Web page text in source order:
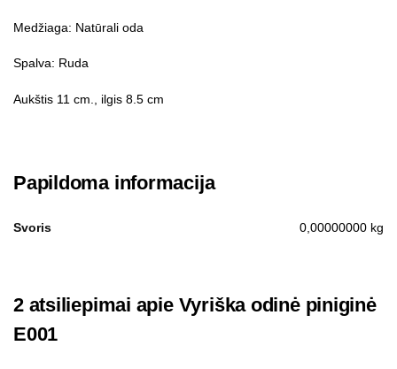
Medžiaga: Natūrali oda
Spalva: Ruda
Aukštis 11 cm., ilgis 8.5 cm
Papildoma informacija
Svoris 0,00000000 kg
2 atsiliepimai apie Vyriška odinė piniginė
E001